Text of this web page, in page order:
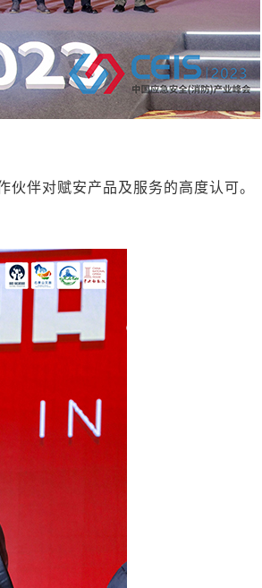
伴对赋安产品及服务的高度认可。